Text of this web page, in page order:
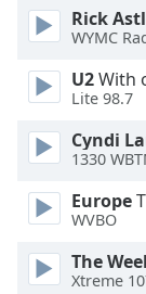
Done
Close
Dialog
dialog
window.
Rick
WYMC
U2With
Lite 98.7
Cyndi
1330
Europe
WVBO
The
Xtreme